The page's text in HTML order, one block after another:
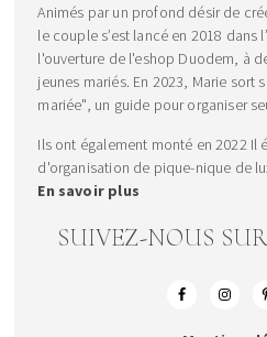
Animés par un profond désir de
le couple s’est lancé en 2018 dans
l'ouverture de l'eshop Duodem, à
jeunes mariés. En 2023, Marie sort
mariée", un guide pour organiser
Ils ont également monté en 2022 Il
d'organisation de pique-nique de
En savoir plus
SUIVEZ-NOUS